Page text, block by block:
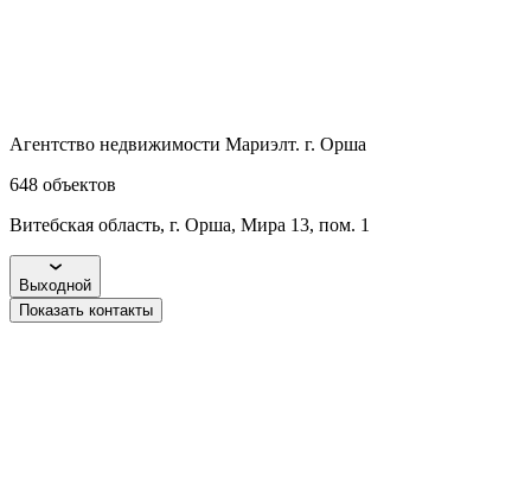
Агентство недвижимости Мариэлт. г. Орша
648 объектов
Витебская область, г. Орша, Мира 13, пом. 1
Выходной
Показать контакты